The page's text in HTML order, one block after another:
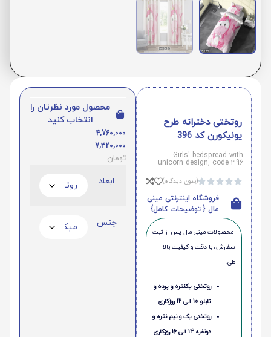
روتختی دخترانه طرح
یونیکورن کد 396
Girls' bedspread with
unicorn design, code 396




(بدون دیدگاه)
فروشگاه اینترنتی مینی
مال { توضیحات کامل}
محصولات مینی‌ مال پس از ثبت
سفارش، با دقت و کیفیت بالا
طی:
روتختی یکنفره و پرده و
تابلو 10 الی 12 روزکاری
روتختی یک و نیم نفره و
دونفره 14 الی 16 روزکاری
محصول مورد نظرتان را
انتخاب کنید
4,760,000
–
7,320,000
تومان
ابعاد
جنس